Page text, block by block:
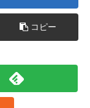
コピー